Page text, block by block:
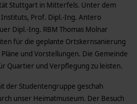
Stuttgart in Mitterfels. Unter dem
Prof. Dipl.-Ing. Antero
Dipl.-Ing. RBM Thomas Molnar
für die geplante Ortskernsanierung
und Vorstellungen. Die Gemeinde
Quartier und Verpflegung zu leisten.
der Studentengruppe geschah
unser Heimatmuseum. Der Besuch